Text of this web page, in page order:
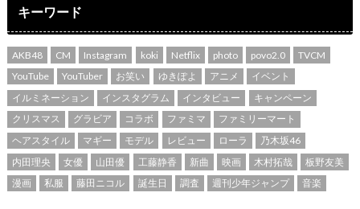
キーワード
AKB48 CM Instagram koki Netflix photo povo2.0
TVCM
YouTube
YouTuber お笑い ゆきぽよ アニメ
イベント
イルミネーション
インスタグラム インタビュー
キャンペーン
クリスマス
グラビア コラボ ファミマ
ファミリーマート
ヘアスタイル
マギー モデル レビュー ローラ
乃木坂46
内田理央
女優 山田優 工藤静香 新曲 映画 木村拓哉
板野友美
漫画
私服 藤田ニコル 誕生日 調査 週刊少年ジャンプ 音楽